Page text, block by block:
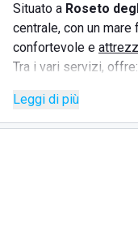
Situato a Roseto
centrale, con un mare
confortevole e
Tra i vari servizi, offre:
wi-fi
doccecalde
Leggi di più